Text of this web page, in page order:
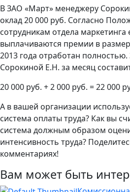
В ЗАО «Март» менеджеру
оклад 20 000 руб. Согласно
сотрудникам отдела
выплачиваются премии в
2013 года отработан
Сорокиной Е.Н. за месяц
20 000 руб. + 2 000 руб. = 22 000
А в вашей организации
система оплаты труда? Как вы
система должным образом
интенсивность труда?
комментариях!
Вам может быть